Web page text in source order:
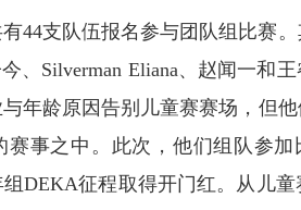
44支队伍报名参与团队组比赛
、Silverman Eliana、赵闻一和
年龄原因告别儿童赛赛场，但
赛事之中。此次，他们组队参
DEKA征程取得开门红。从儿